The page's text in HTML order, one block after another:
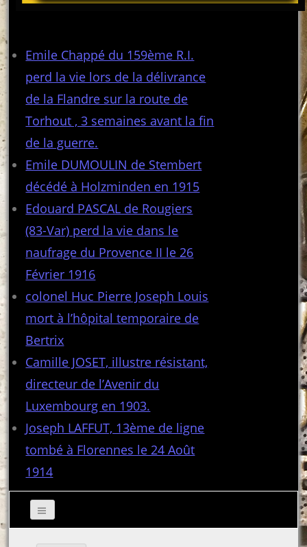
Emile Chappé du 159ème R.I.
perd la vie lors de la délivrance
de la Flandre sur la route de
Torhout , 3 semaines avant la fin
de la guerre.
Emile DUMOULIN de Stembert
décédé à Holzminden en 1915
Edouard PASCAL de Rougiers
(83-Var) perd la vie dans le
naufrage du Provence II le 26
Février 1916
colonel Huc Pierre Joseph Louis
mort à l’hôpital temporaire de
Bertrix
Camille JOSET, illustre résistant,
directeur de l’Avenir du
Luxembourg en 1903.
Joseph LAFFUT, 13ème de ligne
tombé à Florennes le 24 Août
1914